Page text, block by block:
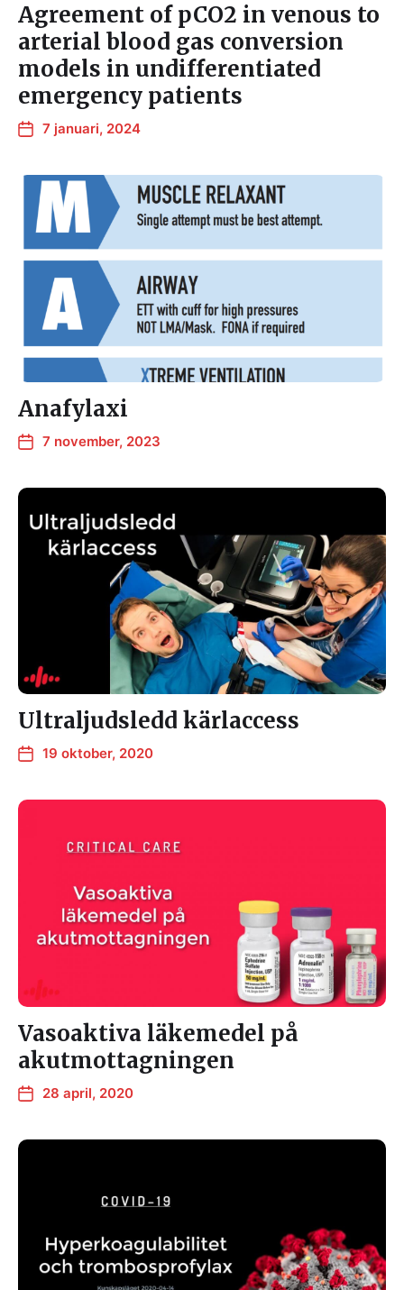
Agreement of pCO2 in venous to
arterial blood gas conversion
models in undifferentiated
emergency patients
7 januari, 2024
Anafylaxi
7 november, 2023
Ultraljudsledd kärlaccess
19 oktober, 2020
Vasoaktiva läkemedel på
akutmottagningen
28 april, 2020